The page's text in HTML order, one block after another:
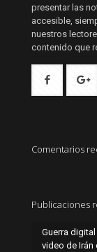
presentar las
accesible,
nuestros
contenido que
Comentarios
Publicaciones
Guerra
video de Irán